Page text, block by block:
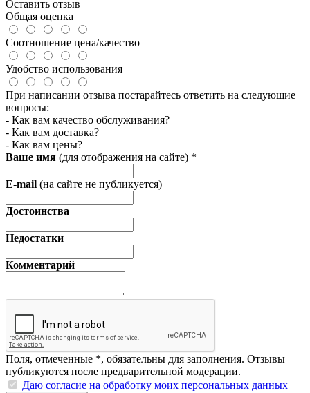
Оставить отзыв
Общая оценка
Соотношение цена/качество
Удобство использования
При написании отзыва постарайтесь ответить на следующие
вопросы:
- Как вам качество обслуживания?
- Как вам доставка?
- Как вам цены?
Ваше имя (для отображения на сайте) *
E-mail (на сайте не публикуется)
Достоинства
Недостатки
Комментарий
Поля, отмеченные *, обязательны для заполнения. Отзывы
публикуются после предварительной модерации.
Даю согласие на обработку моих персональных данных